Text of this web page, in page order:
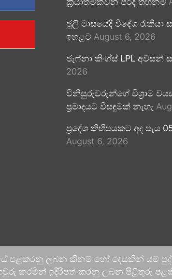
ජූලි මාසයේදී විදේශ රැකියා
ඉහළට August 6, 2026
ජැෆ්නා කිංග්ස් LPL අවසන්
2026
විනිසුරුවරුන්ගේ විශ්‍රාම
ප්‍රමාදයට විසඳුමක් නැහැ
ප්‍රදේශ කිහිපයකට අද පැය
August 6, 2026
පළකරනු ලබන කිනම් හෝ දෙයකින්
කරමින් ඉදිරිපත් කරනු ලබන පිළිතුරු